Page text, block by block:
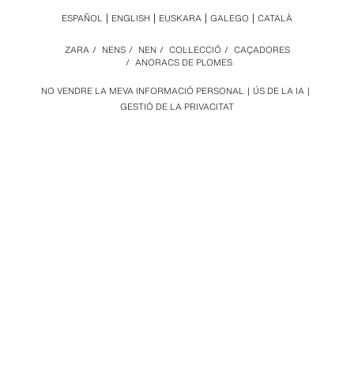
NO VENDRE LA MEVA INFORMACIÓ PERSONAL
ÚS DE LA IA
GESTIÓ DE LA PRIVACITAT
ZARA / NENS / NEN / COL·LECCIÓ / CAÇADORES
/ ANORACS DE PLOMES
ESPAÑOL ENGLISH EUSKARA GALEGO CATALÀ